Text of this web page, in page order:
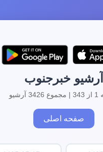
آرشیو خبرجنوب
صفحه اصلی